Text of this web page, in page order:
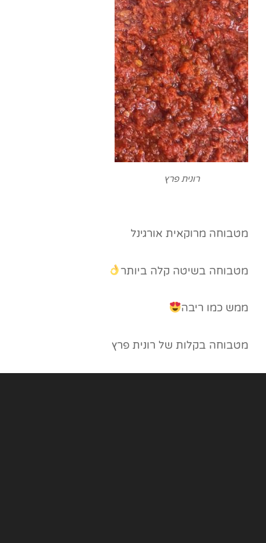
רונית פרץ
מטבוחה מרוקאית אורגינל
מטבוחה בשיטה קלה ביותר
ממש כמו ריבה
מטבוחה בקלות של רונית פרץ